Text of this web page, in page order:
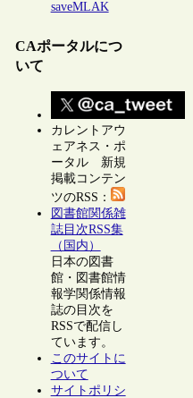
saveMLAK
CAポータルにつ
いて
カレントアウ
ェアネス・ポ
ータル 新規
掲載コンテン
ツのRSS：
図書館関係雑
誌目次RSS集
（国内）
日本の図書
館・図書館情
報学関係情報
誌の目次を
RSSで配信し
ています。
このサイトに
ついて
サイトポリシ